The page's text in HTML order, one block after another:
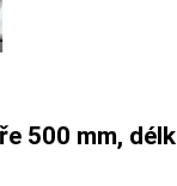
500 mm,